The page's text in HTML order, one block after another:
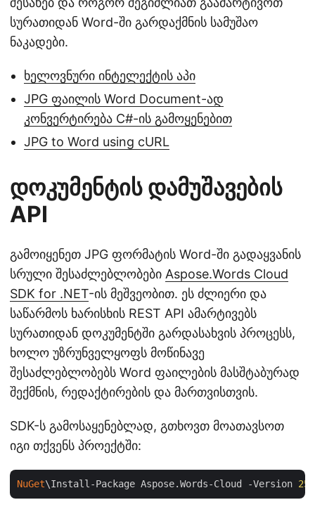
სურათიდან Word-ში გარდაქმნის სამუშაო
ნაკადები.
ხელოვნური ინტელექტის აპი
JPG ფაილის Word Document-ად
კონვერტირება C#-ის გამოყენებით
JPG to Word using cURL
დოკუმენტის დამუშავების
API
გამოიყენეთ JPG ფორმატის Word-ში გადაყვანის
სრული შესაძლებლობები Aspose.Words Cloud
SDK for .NET-ის მეშვეობით. ეს ძლიერი და
საწარმოს ხარისხის REST API ამარტივებს
სურათიდან დოკუმენტში გარდასახვის პროცესს,
ხოლო უზრუნველყოფს მოწინავე
შესაძლებლობებს Word ფაილების მასშტაბურად
შექმნის, რედაქტირების და მართვისთვის.
SDK-ს გამოსაყენებლად, გთხოვთ მოათავსოთ
იგი თქვენს პროექტში:
NuGet\Install-Package Aspose.Words-Cloud -Version 25